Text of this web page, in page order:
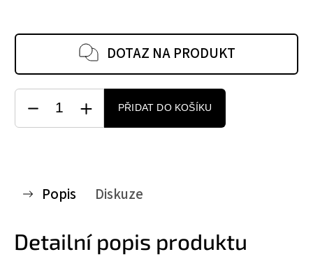
DOTAZ NA PRODUKT
PŘIDAT DO KOŠÍKU
Popis Diskuze
Detailní popis produktu